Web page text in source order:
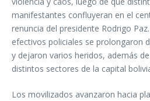
manifestantes confluyeran en el
renuncia del presidente Rodrigo
efectivos policiales se prolongaron
y dejaron varios heridos, además
distintos sectores de la capital
Los movilizados avanzaron hacia